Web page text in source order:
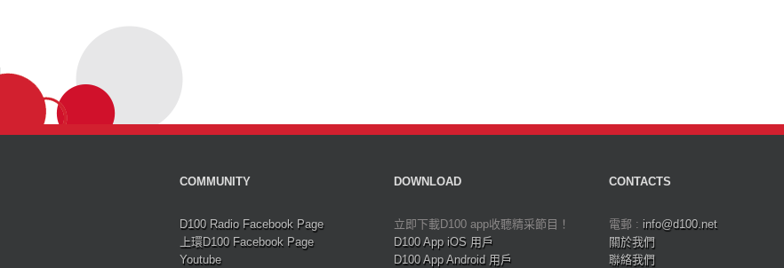
COMMUNITY
D100 Radio Facebook Page
上環D100 Facebook Page
Youtube
DOWNLOAD
立即下載D100 app收聽精采節目！
D100 App iOS 用戶
D100 App Android 用戶
CONTACTS
電郵 : info@d100.net
關於我們
聯絡我們